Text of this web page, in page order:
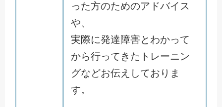
った方のためのアドバイス
や、
実際に発達障害とわかって
から行ってきたトレーニン
グなどお伝えしておりま
す。